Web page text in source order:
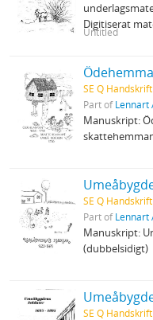
Digitiserat
Untitled
SE Q
Part ofLennart
Manuskript:
SE Q
Part ofLennart
Manuskript:
(dubbelsidigt)
SE Q